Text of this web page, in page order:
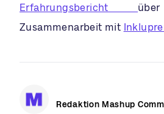
Erfahrungsbericht
Zusammenarbeit mit
Redaktion Mashup